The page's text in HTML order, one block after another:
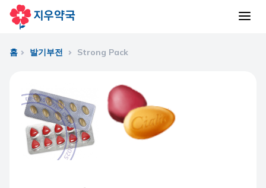
홈 발기부전 Strong Pack